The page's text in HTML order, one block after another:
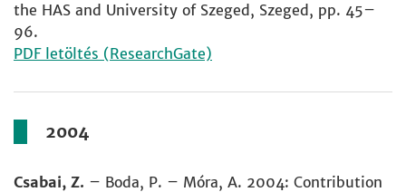
the HAS and University of Szeged, Szeged, pp. 45–
96.
PDF letöltés (ResearchGate)
2004
Csabai, Z. – Boda, P. – Móra, A. 2004: Contribution